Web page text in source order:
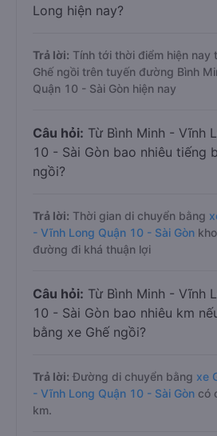
Long hiện nay?
Trả lời: Tính tới thời điểm hiện nay
Ghế ngồi trên tuyến đường Bình
Quận 10 - Sài Gòn hiện nay
Câu hỏi: Từ Bình Minh - Vĩnh
10 - Sài Gòn bao nhiêu tiếng
ngồi?
Trả lời: Thời gian di chuyển bằng
- Vĩnh Long Quận 10 - Sài Gòn
đường đi khá thuận lợi
Câu hỏi: Từ Bình Minh - Vĩnh
10 - Sài Gòn bao nhiêu km
bằng xe Ghế ngồi?
Trả lời: Đường di chuyển bằng xe
- Vĩnh Long Quận 10 - Sài Gòn có
km.